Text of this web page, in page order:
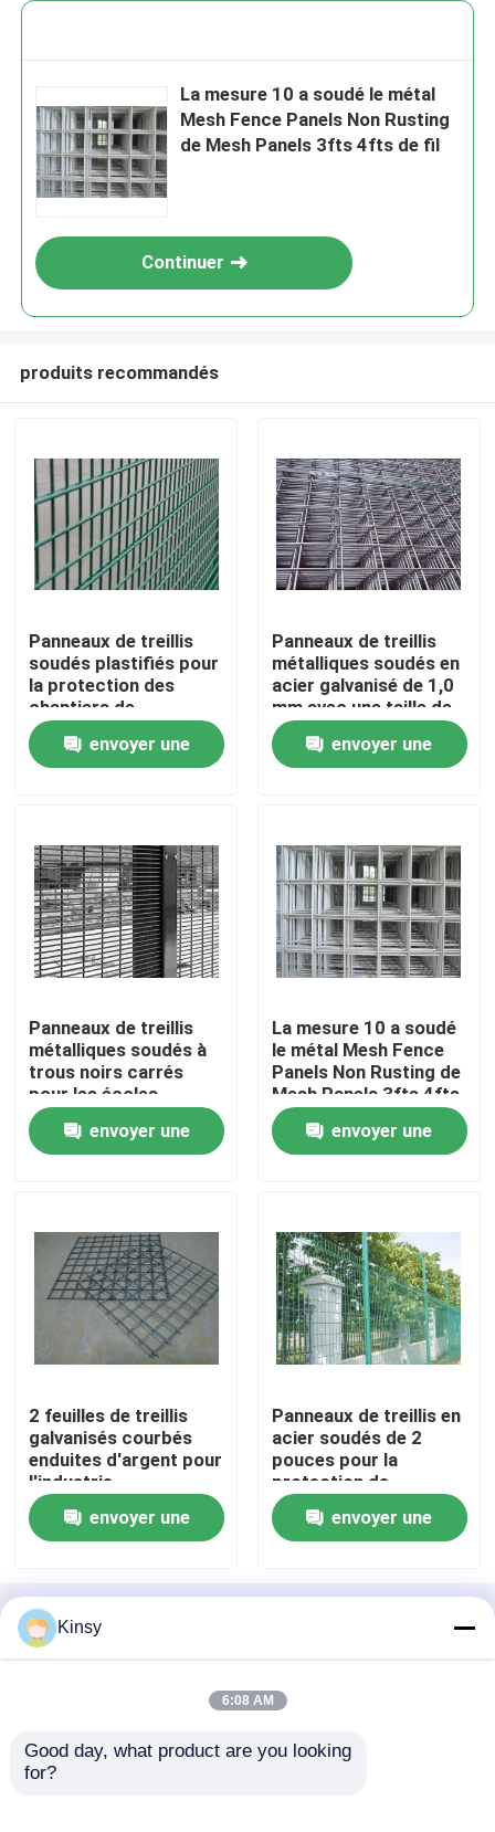
À la maison
Produits
À propos de nous
Visite de l'usine
Contrôle de la qualité
Nous contacter
Les affaires
Fil tissé Mesh Screen
Grillage de filtre
grillage soudé
Mesh Sheet perforé
Maille de filtre d'acier inoxydable
La mesure 10 a soudé le métal
Mesh Fence Panels Non Rusting
de Mesh Panels 3fts 4fts de fil
Continuer
produits recommandés
Panneaux de treillis
soudés plastifiés pour
la protection des
chantiers de
construction, les
clôtures agricoles et
de jardin avec
envoyer une
Panneaux de treillis
métalliques soudés en
acier galvanisé de 1,0
mm avec une taille de
trou de 50x50 mm
pour une installation
facile
envoyer une
Panneaux de treillis
métalliques soudés à
trous noirs carrés
pour les écoles,
faciles à installer
envoyer une
La mesure 10 a soudé
le métal Mesh Fence
Panels Non Rusting de
Mesh Panels 3fts 4fts
de fil
envoyer une
2 feuilles de treillis
galvanisés courbés
enduites d'argent pour
l'industrie
envoyer une
Panneaux de treillis en
acier soudés de 2
pouces pour la
protection de
l'environnement
envoyer une
Sitemap
Privacy Policy
QualitéFil tissé Mesh ScreenUsine De
Kinsy
6:08 AM
Good day, what product are you looking
for?